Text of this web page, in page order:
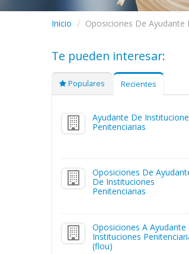
Inicio / Oposiciones De
Te pueden interesar:
Populares Recientes
Ayudante De
Penitenciarias
Oposiciones De
De Instituciones
Penitenciarias
Oposiciones A Ayudante
Instituciones
(flou)